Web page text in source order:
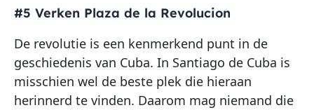
#5 Verken Plaza de la Revolucion
De revolutie is een kenmerkend punt in de
geschiedenis van Cuba. In Santiago de Cuba is
misschien wel de beste plek die hieraan
herinnerd te vinden. Daarom mag niemand die